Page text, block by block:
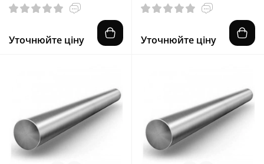
Уточнюйте ціну Уточнюйте ціну